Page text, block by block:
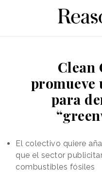
Clean
promueve
para
El colectivo quiere
que el sector
combustibles fósiles